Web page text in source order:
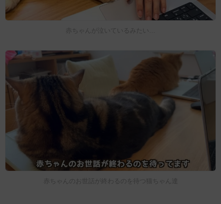
赤ちゃんが泣いているみたい…
赤ちゃんのお世話が終わるのを待つ猫ちゃん達